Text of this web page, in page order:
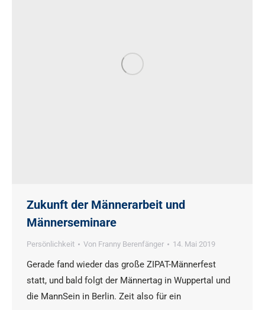
Zukunft der Männerarbeit und
Männerseminare
Persönlichkeit Von Franny Berenfänger 14. Mai 2019
Gerade fand wieder das große ZIPAT-Männerfest
statt, und bald folgt der Männertag in Wuppertal und
die MannSein in Berlin. Zeit also für ein